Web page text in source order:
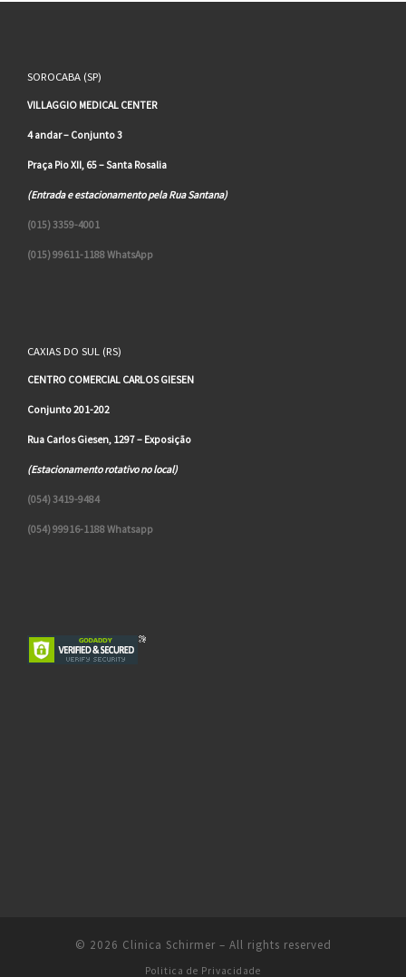
SOROCABA (SP)
VILLAGGIO MEDICAL CENTER
4 andar – Conjunto 3
Praça Pio XII, 65 – Santa Rosalia
(Entrada e estacionamento pela Rua Santana)
(015) 3359-4001
(015) 99611-1188 WhatsApp
CAXIAS DO SUL (RS)
CENTRO COMERCIAL CARLOS GIESEN
Conjunto 201-202
Rua Carlos Giesen, 1297 – Exposição
(Estacionamento rotativo no local)
(054) 3419-9484
(054) 99916-1188 Whatsapp
© 2026 Clinica Schirmer – All rights reserved
Politica de Privacidade